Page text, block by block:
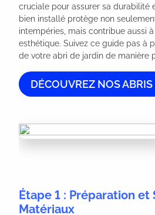
cruciale pour assurer sa durabilité
bien installé protège non
intempéries, mais contribue aussi
esthétique. Suivez ce guide pas à
de votre abri de jardin de manière
DÉCOUVREZ NOS
Étape 1 : Préparation et
Matériaux